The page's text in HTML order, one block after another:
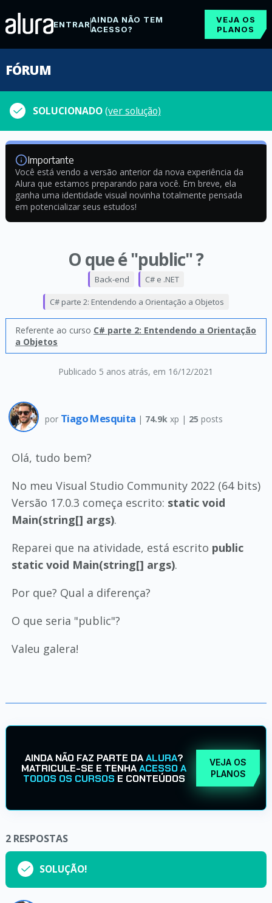
ENTRARAINDA NÃO TEM
ACESSO?
VEJA OS
PLANOS
FÓRUM
SOLUCIONADO(ver solução)
Importante
Você está vendo a versão anterior da nova experiência da
Alura que estamos preparando para você. Em breve, ela
ganha uma identidade visual novinha totalmente pensada
em potencializar seus estudos!
O que é "public" ?
Publicado 5 anos atrás, em 16/12/2021
Back-end C# e .NET
C# parte 2: Entendendo a Orientação a Objetos
Referente ao curso C# parte 2: Entendendo a Orientação
a Objetos
por Tiago Mesquita | 74.9k xp | 25 posts
Olá, tudo bem?
No meu Visual Studio Community 2022 (64 bits)
Versão 17.0.3 começa escrito: static void
Main(string[] args).
Reparei que na atividade, está escrito public
static void Main(string[] args).
Por que? Qual a diferença?
O que seria "public"?
Valeu galera!
AINDA NÃO FAZ PARTE DAALURA?
MATRICULE-SE E TENHAACESSO A
TODOS OS CURSOS E CONTEÚDOS
VEJA OS
PLANOS
2 RESPOSTAS
SOLUÇÃO!